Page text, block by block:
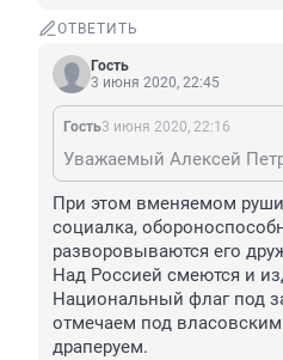
ОТВЕТИТЬ
Гость
3 июня 2020, 22:45
Гость3 июня 2020, 22:16
При этом вменяемом
социалка,
разворовываются его
Над Россией смеются и
Национальный флаг под
отмечаем под
драперуем.